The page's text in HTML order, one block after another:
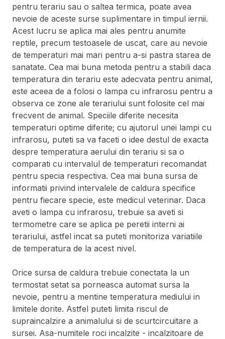
pentru terariu sau o saltea termica, poate avea
nevoie de aceste surse suplimentare in timpul iernii.
Acest lucru se aplica mai ales pentru anumite
reptile, precum testoasele de uscat, care au nevoie
de temperaturi mai mari pentru a-si pastra starea de
sanatate. Cea mai buna metoda pentru a stabili daca
temperatura din terariu este adecvata pentru animal,
este aceea de a folosi o lampa cu infrarosu pentru a
observa ce zone ale terariului sunt folosite cel mai
frecvent de animal. Speciile diferite necesita
temperaturi optime diferite; cu ajutorul unei lampi cu
infrarosu, puteti sa va faceti o idee destul de exacta
despre temperatura aerului din terariu si sa o
comparati cu intervalul de temperaturi recomandat
pentru specia respectiva. Cea mai buna sursa de
informatii privind intervalele de caldura specifice
pentru fiecare specie, este medicul veterinar. Daca
aveti o lampa cu infrarosu, trebuie sa aveti si
termometre care se aplica pe peretii interni ai
terariului, astfel incat sa puteti monitoriza variatiile
de temperatura de la acest nivel.
Orice sursa de caldura trebuie conectata la un
termostat setat sa porneasca automat sursa la
nevoie, pentru a mentine temperatura mediului in
limitele dorite. Astfel puteti limita riscul de
supraincalzire a animalului si de scurtcircuitare a
sursei. Asa-numitele roci incalzite - incalzitoare de